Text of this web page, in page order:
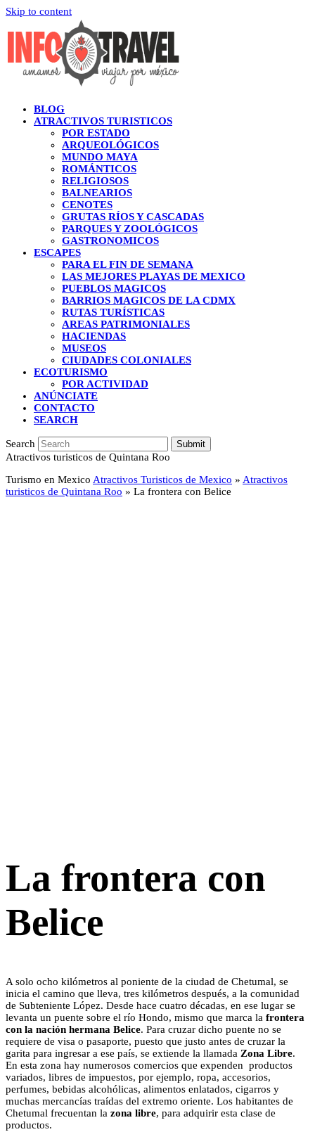
Skip to content
BLOG
ATRACTIVOS TURISTICOS
POR ESTADO
ARQUEOLÓGICOS
MUNDO MAYA
ROMÁNTICOS
RELIGIOSOS
BALNEARIOS
CENOTES
GRUTAS RÍOS Y CASCADAS
PARQUES Y ZOOLÓGICOS
GASTRONOMICOS
ESCAPES
PARA EL FIN DE SEMANA
LAS MEJORES PLAYAS DE MEXICO
PUEBLOS MAGICOS
BARRIOS MAGICOS DE LA CDMX
RUTAS TURÍSTICAS
AREAS PATRIMONIALES
HACIENDAS
MUSEOS
CIUDADES COLONIALES
ECOTURISMO
POR ACTIVIDAD
ANÚNCIATE
CONTACTO
SEARCH
Search Submit
Atractivos turisticos de Quintana Roo
Turismo en Mexico Atractivos Turisticos de Mexico » Atractivos
turisticos de Quintana Roo » La frontera con Belice
La frontera con
Belice
A solo ocho kilómetros al poniente de la ciudad de Chetumal, se
inicia el camino que lleva, tres kilómetros después, a la comunidad
de Subteniente López. Desde hace cuatro décadas, en ese lugar se
levanta un puente sobre el río Hondo, mismo que marca la frontera
con la nación hermana Belice. Para cruzar dicho puente no se
requiere de visa o pasaporte, puesto que justo antes de cruzar la
garita para ingresar a ese país, se extiende la llamada Zona Libre.
En esta zona hay numerosos comercios que expenden productos
variados, libres de impuestos, por ejemplo, ropa, accesorios,
perfumes, bebidas alcohólicas, alimentos enlatados, cigarros y
muchas mercancías traídas del extremo oriente. Los habitantes de
Chetumal frecuentan la zona libre, para adquirir esta clase de
productos.